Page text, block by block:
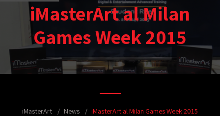
iMasterArt al Milan
Games Week 2015
iMasterArt News iMasterArt al Milan Games Week 2015